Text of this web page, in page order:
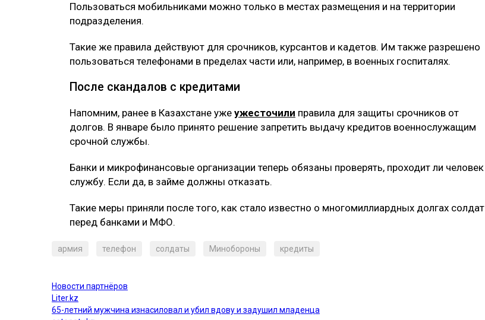
Пользоваться мобильниками можно только в местах размещения и на территории
подразделения.
Такие же правила действуют для срочников, курсантов и кадетов. Им также разрешено
пользоваться телефонами в пределах части или, например, в военных госпиталях.
После скандалов с кредитами
Напомним, ранее в Казахстане уже ужесточили правила для защиты срочников от
долгов. В январе было принято решение запретить выдачу кредитов военнослужащим
срочной службы.
Банки и микрофинансовые организации теперь обязаны проверять, проходит ли человек
службу. Если да, в займе должны отказать.
Такие меры приняли после того, как стало известно о многомиллиардных долгах солдат
перед банками и МФО.
армия телефон солдаты Минобороны кредиты